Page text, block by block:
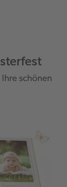
Ihre schönen